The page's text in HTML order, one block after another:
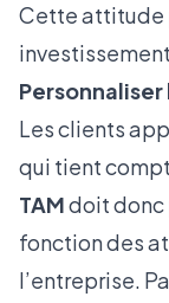
Cette attitude
Les clients
qui tient
TAMdoit donc
fonction des
l’entreprise.